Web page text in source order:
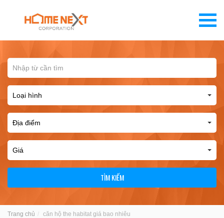
TÌM KIẾM
Trang chủ căn hộ the habitat giá bao nhiêu